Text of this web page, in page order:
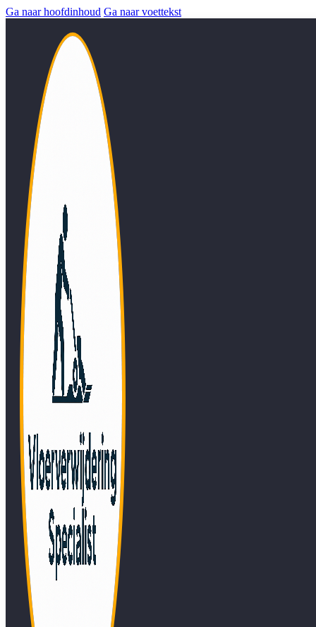
Ga naar hoofdinhoud Ga naar voettekst